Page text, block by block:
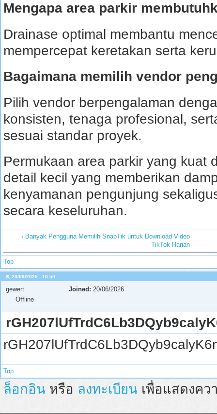
Mengapa area parkir
Drainase optimal membantu
mempercepat keretakan serta
Bagaimana memilih vendor
Pilih vendor berpengalaman
konsisten, tenaga profesional,
sesuai standar proyek.
Permukaan area parkir yang kuat
detail kecil yang memberikan
kenyamanan pengunjung
secara keseluruhan.
‹ Banyak Pengguna Memilih SnapTik untuk Download Video
TikTok Harian
Top
ส, 20/06/2026 - 10:50
gewert
Offline
Joined: 20/06/2026
Top
ล็อกอินหรือ ลงทะเบียน เพื่อแสดงคว